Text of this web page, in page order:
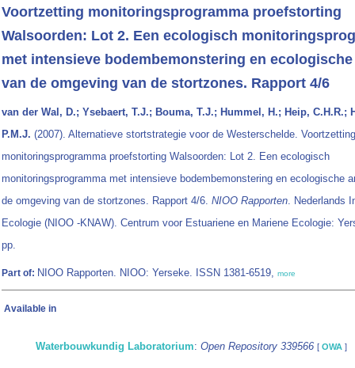
Voortzetting monitoringsprogramma proefstorting
Walsoorden: Lot 2. Een ecologisch
met intensieve bodembemonstering en
van de omgeving van de stortzones. Rapport 4/6
van der Wal, D.; Ysebaert, T.J.; Bouma, T.J.; Hummel, H.; Heip, C.H.R.;
P.M.J. (2007). Alternatieve stortstrategie voor de Westerschelde. Voortzetting
monitoringsprogramma proefstorting Walsoorden: Lot 2. Een ecologisch
monitoringsprogramma met intensieve bodembemonstering en ecologische
de omgeving van de stortzones. Rapport 4/6. NIOO Rapporten. Nederlands
Ecologie (NIOO -KNAW). Centrum voor Estuariene en Mariene Ecologie:
pp.
Part of: NIOO Rapporten. NIOO: Yerseke. ISSN 1381-6519, more
Available in
Waterbouwkundig Laboratorium: Open Repository 339566 [ OWA ]